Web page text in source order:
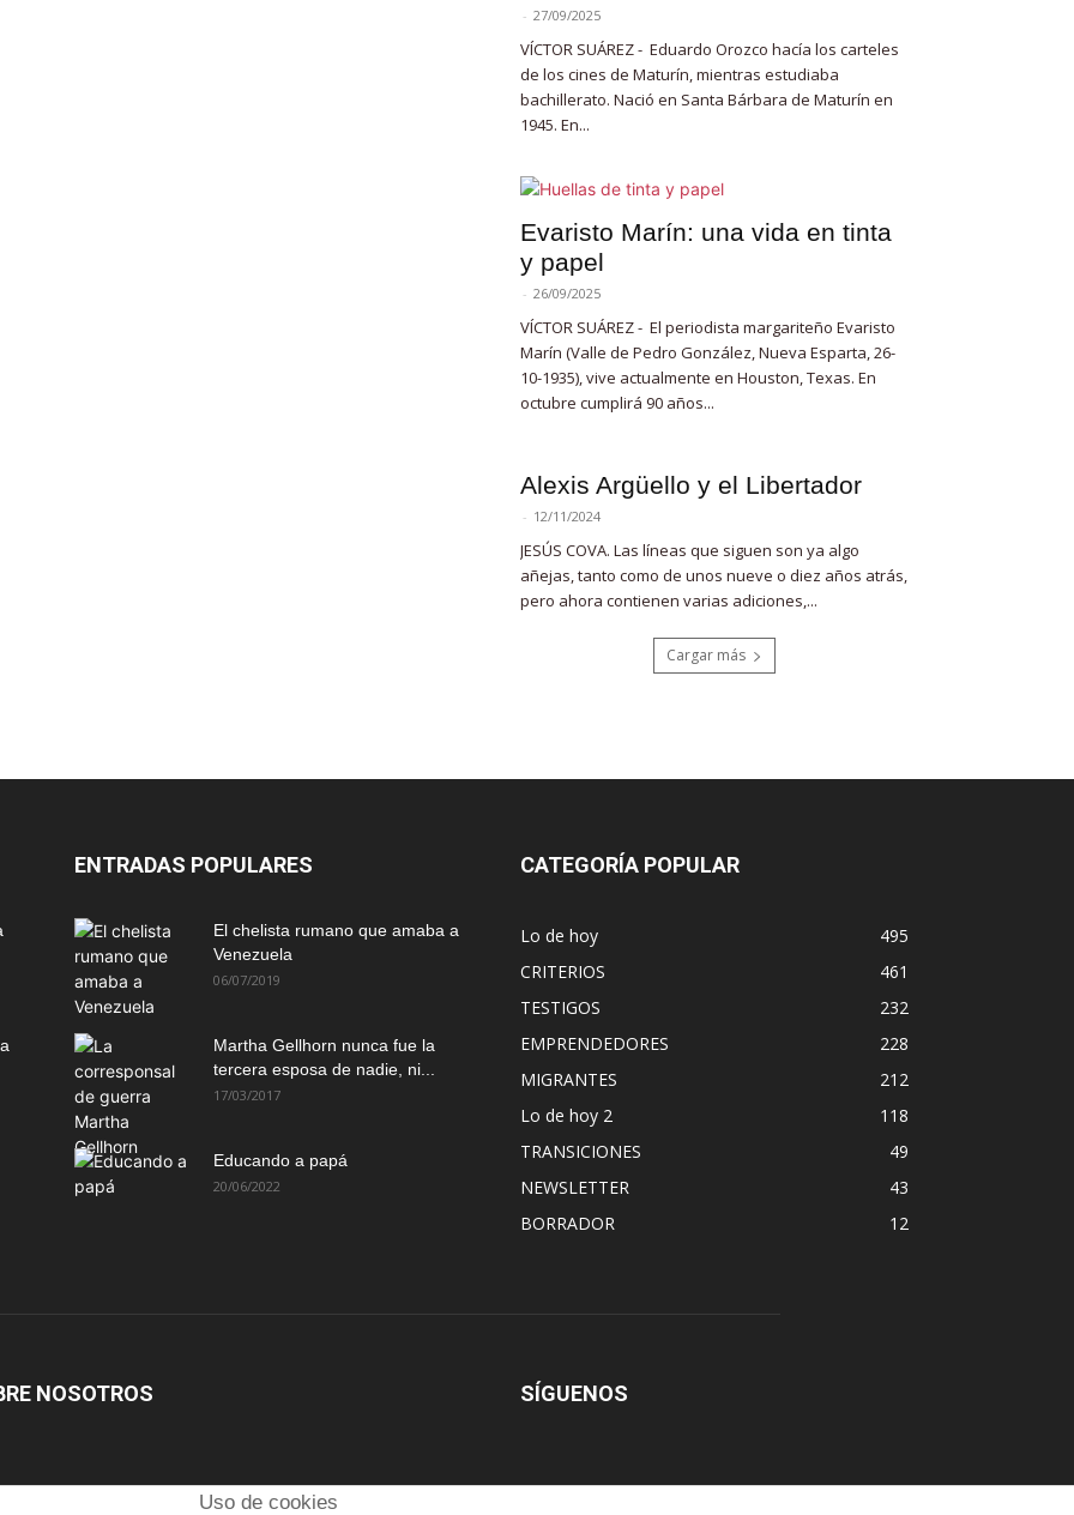
- 27/09/2025
VÍCTOR SUÁREZ - Eduardo Orozco hacía los carteles
de los cines de Maturín, mientras estudiaba
bachillerato. Nació en Santa Bárbara de Maturín en
1945. En...
Evaristo Marín: una vida en tinta
y papel
- 26/09/2025
VÍCTOR SUÁREZ - El periodista margariteño Evaristo
Marín (Valle de Pedro González, Nueva Esparta, 26-
10-1935), vive actualmente en Houston, Texas. En
octubre cumplirá 90 años...
Alexis Argüello y el Libertador
- 12/11/2024
JESÚS COVA. Las líneas que siguen son ya algo
añejas, tanto como de unos nueve o diez años atrás,
pero ahora contienen varias adiciones,...
Cargar más
ENTRADAS POPULARES
El chelista rumano que amaba a
Venezuela
06/07/2019
Martha Gellhorn nunca fue la
tercera esposa de nadie, ni...
17/03/2017
Educando a papá
20/06/2022
CATEGORÍA POPULAR
Lo de hoy
495
CRITERIOS
461
TESTIGOS
232
EMPRENDEDORES
228
MIGRANTES
212
Lo de hoy 2
118
TRANSICIONES
49
NEWSLETTER
43
BORRADOR
12
NOSOTROS SÍGUENOS
Uso de cookies